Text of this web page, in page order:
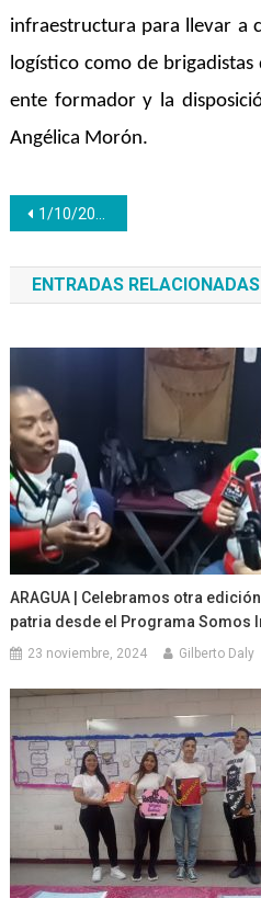
infraestructura para llevar a
logístico como de
ente formador y la
Angélica Morón.
Navegación
de
entradas
1/10/2021 Día no hábil tributariamente para el Inces
ENTRADAS RELACIONADAS
ARAGUA | Celebramos otra
patria desde el Programa Somos
23 noviembre, 2024 Gilberto Daly